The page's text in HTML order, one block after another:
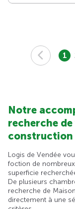
1
Notre
recherche
construction
Logis de Vendée
foction de
superficie
De plusieurs
recherche de
directement à une